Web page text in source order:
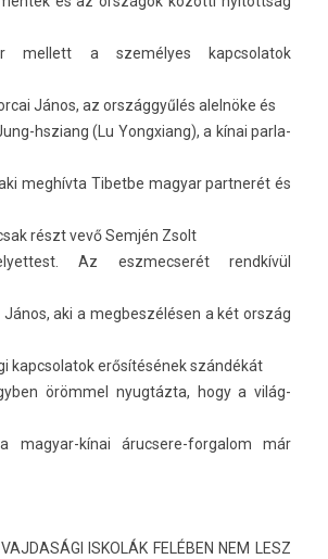
mel­lett a személyes kapcsolatok
János, az országgyűlés alelnöke és
hsziang (Lu Yongxiang), a kínai par­la­
meghívta Tibet­be magyar partnerét és
részt vevő Semjén Zsolt
Az eszmec­serét rendkívül
aki a meg­beszélés­en a két ország
kapcsolatok erősítésének szándékát
örömmel nyugtázta, hogy a világ­
magyar-kínai árucsere-forgalom már
ISKOLÁK FELÉBEN NEM LESZ